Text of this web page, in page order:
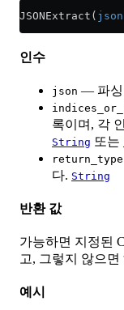
JSONExtract( json
인수
json — 파싱
록이며, 각
String 또는
return_type
다. String
반환 값
가능하면 지정된
고, 그렇지 않으
예시